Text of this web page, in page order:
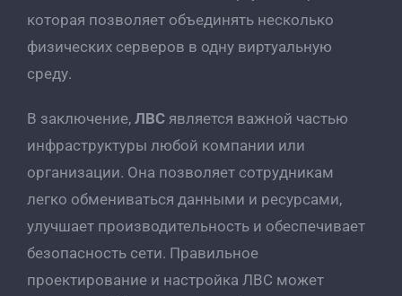
которая позволяет объединять несколько
физических серверов в одну виртуальную
среду.
В заключение, ЛВСявляется важной частью
инфраструктуры любой компании или
организации. Она позволяет сотрудникам
легко обмениваться данными и ресурсами,
улучшает производительность и обеспечивает
безопасность сети. Правильное
проектирование и настройка ЛВС может